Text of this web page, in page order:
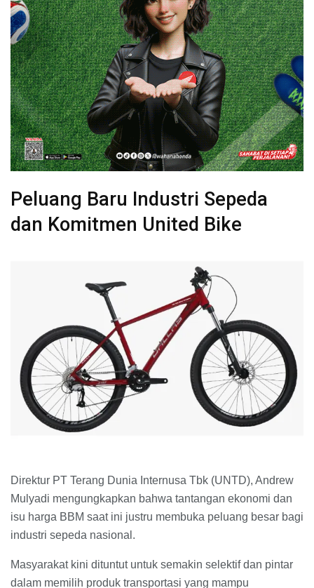
Peluang Baru Industri Sepeda
dan Komitmen United Bike
Direktur PT Terang Dunia Internusa Tbk (UNTD), Andrew
Mulyadi mengungkapkan bahwa tantangan ekonomi dan
isu harga BBM saat ini justru membuka peluang besar bagi
industri sepeda nasional.
Masyarakat kini dituntut untuk semakin selektif dan pintar
dalam memilih produk transportasi yang mampu